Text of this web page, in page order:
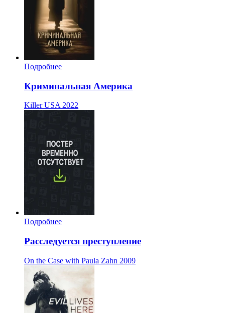
Подробнее
Криминальная Америка
Killer USA 2022
Подробнее
Расследуется преступление
On the Case with Paula Zahn 2009